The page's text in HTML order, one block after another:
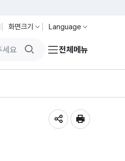
화면크기 Language
검색버튼전체메뉴